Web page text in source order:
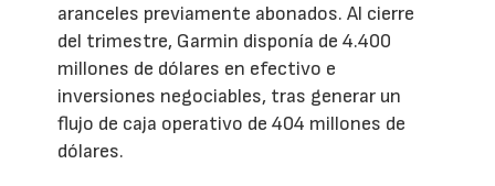
aranceles previamente abonados. Al cierre
del trimestre, Garmin disponía de 4.400
millones de dólares en efectivo e
inversiones negociables, tras generar un
flujo de caja operativo de 404 millones de
dólares.